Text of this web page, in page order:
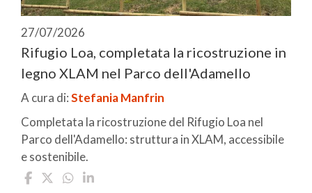
27/07/2026
Rifugio Loa, completata la ricostruzione in
legno XLAM nel Parco dell'Adamello
A cura di:Stefania Manfrin
Completata la ricostruzione del Rifugio Loa nel
Parco dell'Adamello: struttura in XLAM, accessibile
e sostenibile.